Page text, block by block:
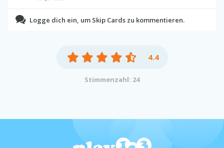
Logge dich ein, um Skip Cards zu kommentieren.
4.4
Stimmenzahl: 24